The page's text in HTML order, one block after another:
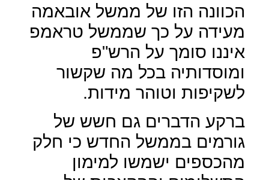
הכוונה הזו של ממשל אובאמה
מעידה על כך שממשל טראמפ
איננו סומך על הרש"פ
ומוסדותיה בכל מה שקשור
לשקיפות וטוהר מידות.
ברקע הדברים גם חשש של
גורמים בממשל החדש כי חלק
מהכספים ישמשו למימון